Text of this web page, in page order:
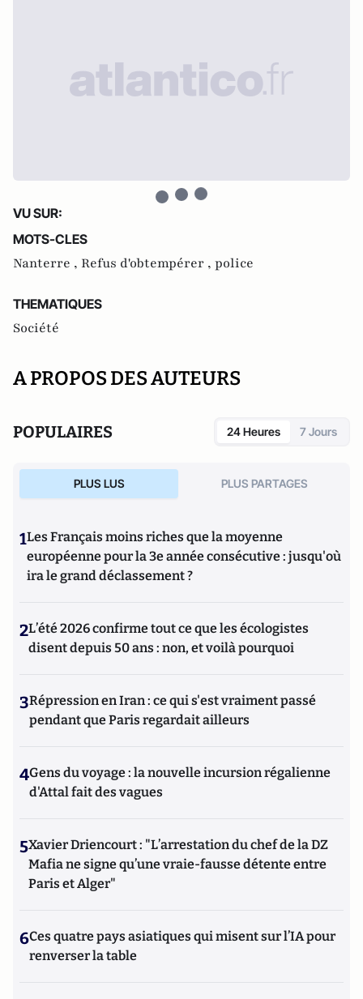
VU SUR:
MOTS-CLES
Nanterre , Refus d'obtempérer , police
THEMATIQUES
Société
A PROPOS DES AUTEURS
POPULAIRES 24 Heures 7 Jours
PLUS LUS PLUS PARTAGES
1Les Français moins riches que la moyenne
européenne pour la 3e année consécutive : jusqu'où
ira le grand déclassement ?
2L’été 2026 confirme tout ce que les écologistes
disent depuis 50 ans : non, et voilà pourquoi
3Répression en Iran : ce qui s'est vraiment passé
pendant que Paris regardait ailleurs
4Gens du voyage : la nouvelle incursion régalienne
d'Attal fait des vagues
5Xavier Driencourt : "L’arrestation du chef de la DZ
Mafia ne signe qu’une vraie-fausse détente entre
Paris et Alger"
6Ces quatre pays asiatiques qui misent sur l’IA pour
renverser la table